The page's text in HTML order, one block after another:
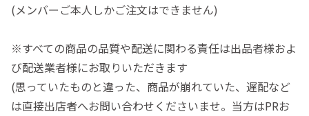
(メンバーご本人しかご注文はできません)
※すべての商品の品質や配送に関わる責任は出品者様およ
び配送業者様にお取りいただきます
(思っていたものと違った、商品が崩れていた、遅配など
は直接出店者へお問い合わせくださいませ。当方はPRお